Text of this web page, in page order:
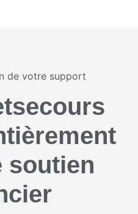
de votre support
soutien